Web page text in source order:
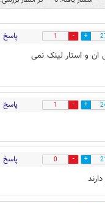
1 پاسخ
و استار لینک نمی
1 پاسخ
0 پاسخ